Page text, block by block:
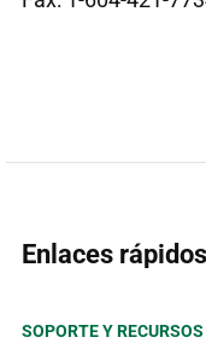
Enlaces rápidos
SOPORTE Y RECURSOS